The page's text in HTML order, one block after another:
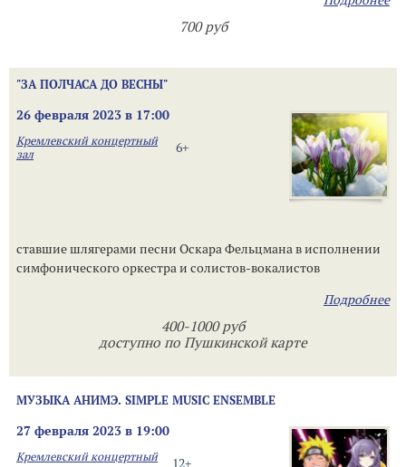
700 руб
"ЗА ПОЛЧАСА ДО ВЕСНЫ"
26 февраля 2023 в 17:00
6+
Кремлевский концертный
зал
ставшие шлягерами песни Оскара Фельцмана в исполнении
симфонического оркестра и солистов-вокалистов
Подробнее
400-1000 руб
доступно по Пушкинской карте
МУЗЫКА АНИМЭ. SIMPLE MUSIC ENSEMBLE
27 февраля 2023 в 19:00
12+
Кремлевский концертный